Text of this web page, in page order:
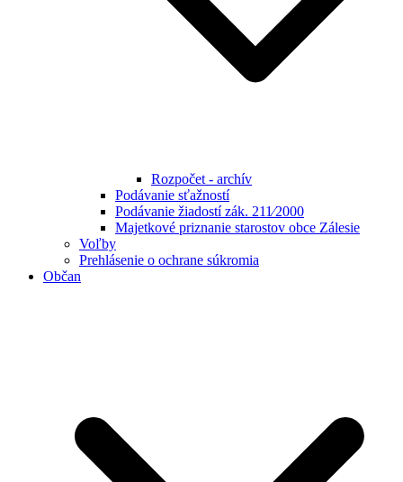
Rozpočet - archív
Podávanie sťažností
Podávanie žiadostí zák. 211⁄2000
Majetkové priznanie starostov obce Zálesie
Voľby
Prehlásenie o ochrane súkromia
Občan